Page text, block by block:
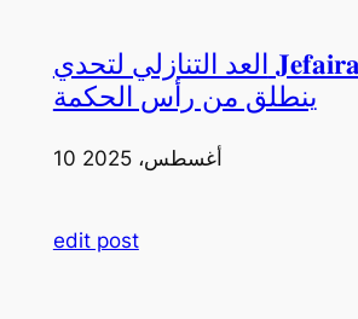
العد التنازلي لتحدي 𝐉𝐞𝐟𝐚𝐢𝐫𝐚 𝟒𝐱𝟒
ينطلق من رأس الحكمة
10 أغسطس، 2025
edit post